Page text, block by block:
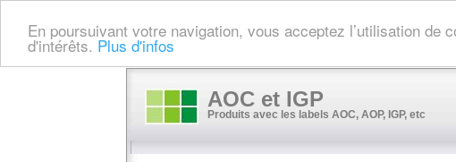
En poursuivant votre navigation, vous acceptez l’utilisation
d'intérêts. Plus d'infos
AOC et IGP
Produits avec les labels AOC, AOP, IGP, etc